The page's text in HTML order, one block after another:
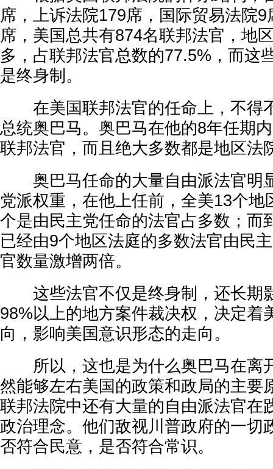
席，上诉法院179席，国际贸易法院
席，美国总共有874名联邦法官，地
多，占联邦法官总数的77.5%，而这
是终身制。
在美国联邦法官的任命上，不得
总统奥巴马。奥巴马在他的8年任期
联邦法官，而且绝大多数都是地区法
奥巴马任命的大量自由派法官明
党派权重，在他上任前，全美13个地
个是由民主党任命的法官占多数；而
已经由9个地区法庭的多数法官由民
官数量激增两倍。
这些法官不仅是终身制，还长期
98%以上的地方案件裁决权，决定着
向，影响美国意识形态的走向。
所以，这也是为什么奥巴马在离
然能够左右美国的政策和政局的主要
联邦法院中还有大量的自由派法官在
政治理念。他们敌视川普政府的一切
否符合民意，是否符合常识。